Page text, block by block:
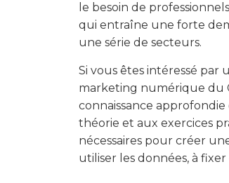
le besoin de
qui entraîne une forte
une série de secteurs.
Si vous êtes intéressé
marketing numérique du
connaissance
théorie et aux exercices
nécessaires pour créer
utiliser les données, à